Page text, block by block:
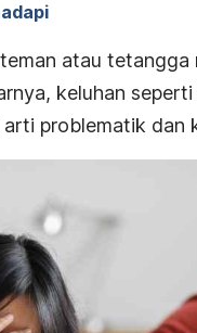
atau tetangga
keluhan
problematik dan